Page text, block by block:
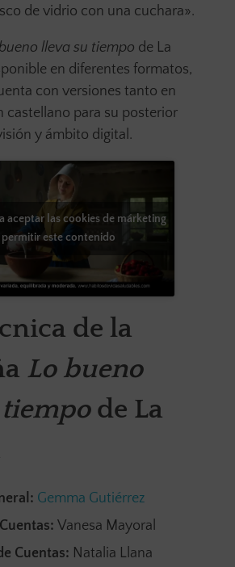
de vidrio con una cuchara».
lleva su tiempo de La
en diferentes formatos,
con versiones tanto en
castellano para su posterior
y ámbito digital.
aceptar las cookies de márketing
permitir este contenido
de la
Lo bueno
de La
Gemma Gutiérrez
Vanesa Mayoral
Cuentas: Natalia Llana